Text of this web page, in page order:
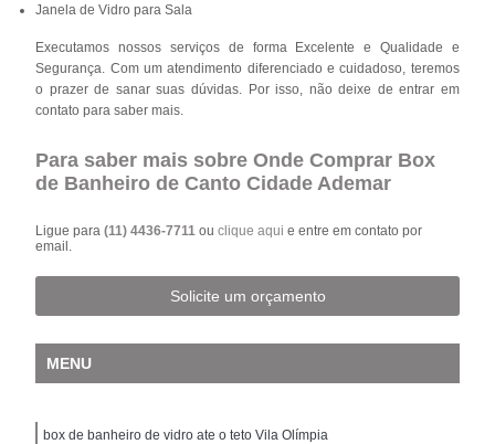
Janela de Vidro para Sala
Executamos nossos serviços de forma Excelente e Qualidade e
Segurança. Com um atendimento diferenciado e cuidadoso, teremos
o prazer de sanar suas dúvidas. Por isso, não deixe de entrar em
contato para saber mais.
Para saber mais sobre Onde Comprar Box
de Banheiro de Canto Cidade Ademar
Ligue para(11) 4436-7711ouclique aqui e entre em contato por
email.
Solicite um orçamento
MENU
box de banheiro de vidro ate o teto Vila Olímpia